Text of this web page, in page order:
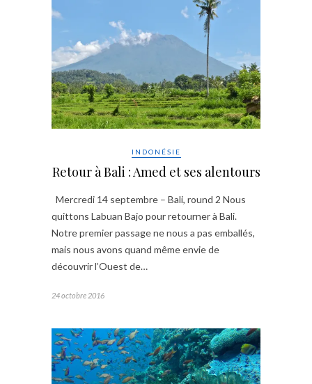
INDONÉSIE
Retour à Bali : Amed et ses alentours
Mercredi 14 septembre – Bali, round 2 Nous
quittons Labuan Bajo pour retourner à Bali.
Notre premier passage ne nous a pas emballés,
mais nous avons quand même envie de
découvrir l’Ouest de…
24 octobre 2016